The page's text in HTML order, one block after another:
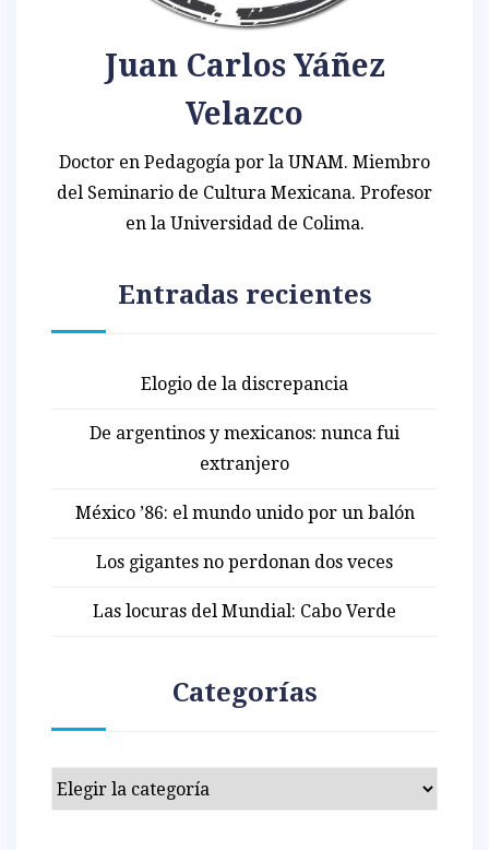
Juan Carlos Yáñez
Velazco
Doctor en Pedagogía por la UNAM. Miembro
del Seminario de Cultura Mexicana. Profesor
en la Universidad de Colima.
Entradas recientes
Elogio de la discrepancia
De argentinos y mexicanos: nunca fui
extranjero
México ’86: el mundo unido por un balón
Los gigantes no perdonan dos veces
Las locuras del Mundial: Cabo Verde
Categorías
Categorías